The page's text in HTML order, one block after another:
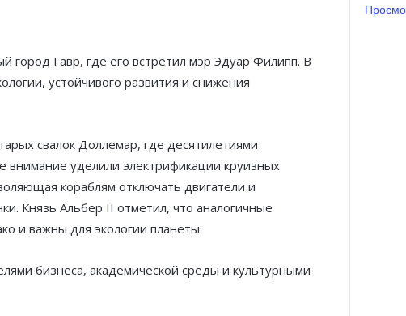
город Гавр, где его встретил мэр Эдуар Филипп. В
устойчивого развития и снижения
свалок Доллемар, где десятилетиями
внимание уделили электрификации круизных
кораблям отключать двигатели и
Князь Альбер II отметил, что аналогичные
и важны для экологии планеты.
бизнеса, академической среды и культурными
Шарлен посетили 77-й Бал
Красного Креста Монако
Ferrari набирает скорость перед
паузой
SBM и Be Safe Monaco продлили
партнёрство ради безопасных
летних ночей
В Монако раскрыли мошенничество